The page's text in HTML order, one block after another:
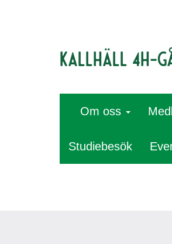
Kallhäll 4H-
Om oss
Studiebesök